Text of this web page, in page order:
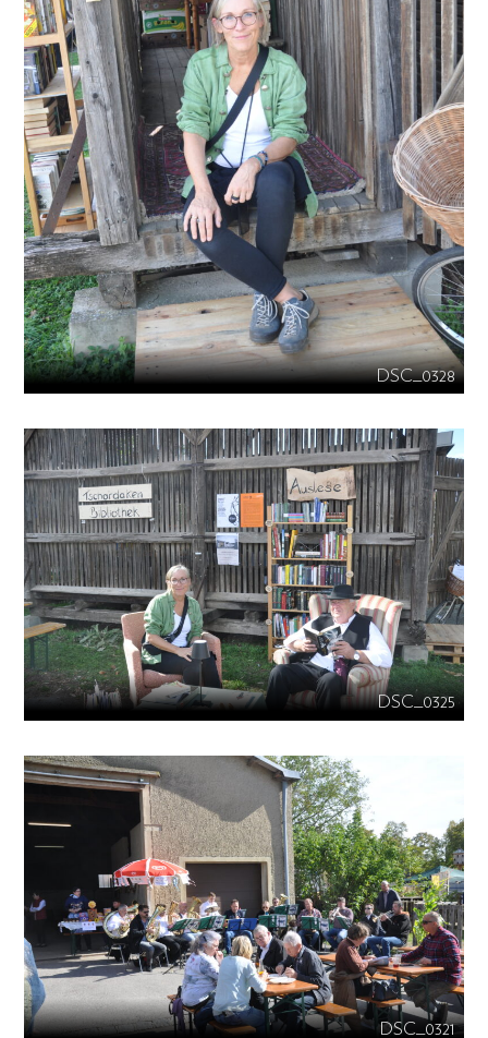
DSC_0328
DSC_0325
DSC_0321